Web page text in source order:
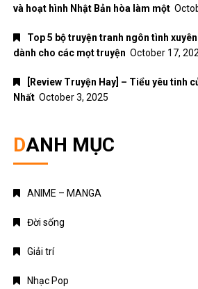
và hoạt hình Nhật Bản hòa làm một
Top 5 bộ truyện tranh ngôn tình
dành cho các mọt truyện October 17,
[Review Truyện Hay] – Tiểu yêu tinh
Nhất October 3, 2025
DANH MỤC
ANIME – MANGA
Đời sống
Giải trí
Nhạc Pop